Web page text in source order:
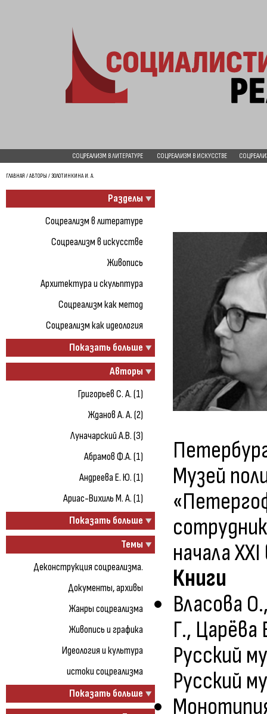
СОЦРЕАЛИЗМ В ЛИТЕРАТУРЕ СОЦРЕАЛИЗМ В ИСКУССТВЕ
ГЛАВНАЯ /АВТОРЫ / ЗОЛОТИНКИНА И. А.
Разделы
Соцреализм в литературе
Соцреализм в искусстве
Живопись
Архитектура и скульптура
Соцреализм как метод
Соцреализм как идеология
Показать больше
Авторы
Григорьев С. А. (1)
Жданов А. А. (2)
Луначарский А.В. (3)
Абрамов Ф.А. (1)
Андреева Е. Ю. (1)
Ариас-Вихиль М. А. (1)
Показать больше
Темы
Деконструкция соцреализма.
Документы, архивы
Жанры соцреализма
Живопись и графика
Идеология и культура
истоки соцреализма
Показать больше
Музей
начала
Книги
Власова
Г.,
Русский
Русский